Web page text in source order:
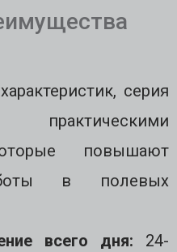
серия
повышают
в полевых
всего дня: 24-